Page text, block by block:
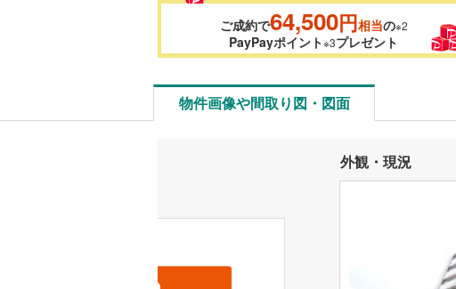
ご成約で64,500円相当の※2
PayPayポイント※3プレゼント
物件画像や間取り図・図面
外観・現況